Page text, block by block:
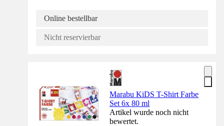
Online bestellbar
Nicht reservierbar
Marabu KiDS T-Shirt Farbe
Set 6x 80 ml
Artikel wurde noch nicht
bewertet.